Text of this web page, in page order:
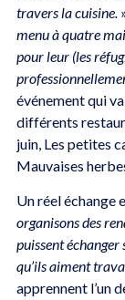
travers la cuisine.
menu à quatre
pour leur (les
événement qui
différents
juin, Les petites
Mauvaises
Un réel échange
organisons des
puissent
qu’ils aiment
apprennent l’un